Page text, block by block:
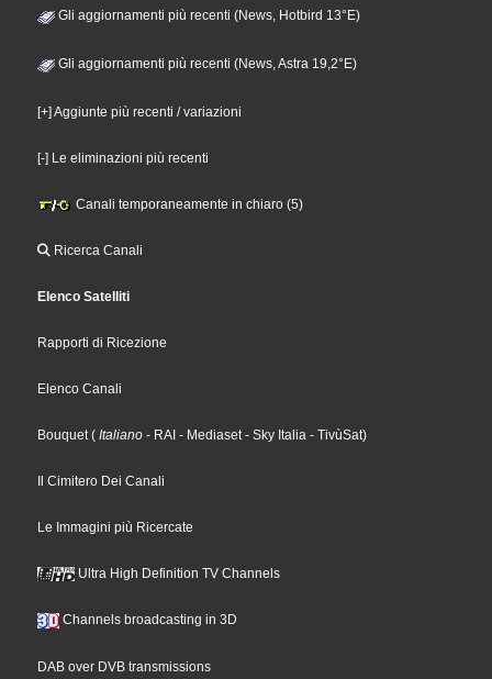
Gli aggiornamenti più recenti (News, Hotbird 13°E)
Gli aggiornamenti più recenti (News, Astra 19,2°E)
[+] Aggiunte più recenti / variazioni
[-] Le eliminazioni più recenti
Canali temporaneamente in chiaro (5)
Ricerca Canali
Elenco Satelliti
Rapporti di Ricezione
Elenco Canali
Bouquet ( Italiano - RAI - Mediaset - Sky Italia - TivùSat)
Il Cimitero Dei Canali
Le Immagini più Ricercate
Ultra High Definition TV Channels
Channels broadcasting in 3D
DAB over DVB transmissions